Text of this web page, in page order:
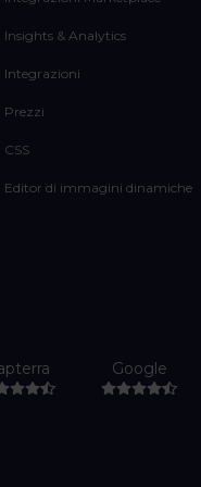
Insights & Analytics
Integrazioni
Prezzi
CSS
Editor di immagini dinamiche
Google